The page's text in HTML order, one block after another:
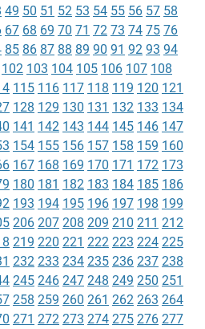
49 50 51 52 53 54 55 56 57 58
67 68 69 70 71 72 73 74 75 76
85 86 87 88 89 90 91 92 93 94
102 103 104 105 106 107 108
115 116 117 118 119 120 121
128 129 130 131 132 133 134
141 142 143 144 145 146 147
154 155 156 157 158 159 160
167 168 169 170 171 172 173
180 181 182 183 184 185 186
193 194 195 196 197 198 199
206 207 208 209 210 211 212
219 220 221 222 223 224 225
232 233 234 235 236 237 238
245 246 247 248 249 250 251
258 259 260 261 262 263 264
271 272 273 274 275 276 277